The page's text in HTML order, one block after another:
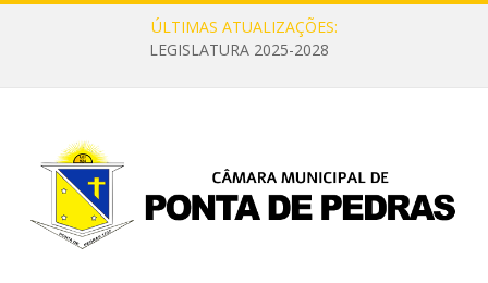
ÚLTIMAS ATUALIZAÇÕES:
LEGISLATURA 2025-2028